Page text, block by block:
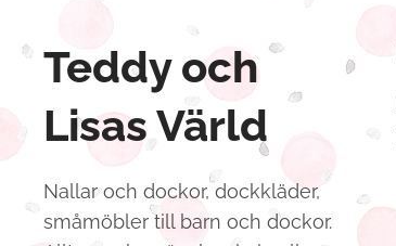
Teddy och
Lisas Värld
Nallar och dockor, dockkläder,
småmöbler till barn och dockor.